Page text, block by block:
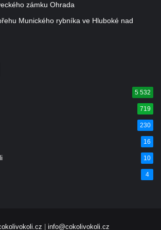
Těla v Kraslicích
pod hradem Přimda
v Kunčicích nad Labem
na hřbitově v Rychnově u
zámku Ohrada
Munického rybníka ve Hluboké nad
5 532
719
230
16
10
4
| info@cokolivokoli.cz